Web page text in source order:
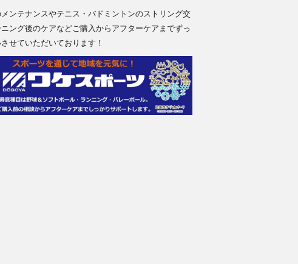
ンテナンスやテニス・バドミントンのストリング交
ング後のケアなどご購入からアフターケアまでずっ
せていただいております！